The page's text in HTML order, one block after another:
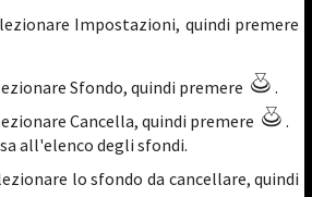
Impostazioni, quindi premere
Sfondo, quindi premere
.
Cancella, quindi premere
.
all'elenco degli sfondi.
lo sfondo da cancellare, quindi